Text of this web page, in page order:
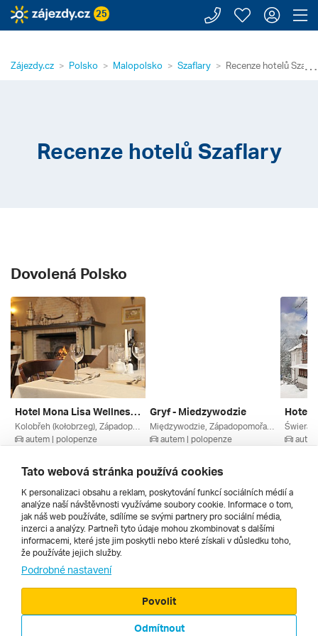
25 Zavolejte
Moje
⋯
Zájezdy.cz Polsko Malopolsko Szaflary Recenze hotelů
Recenze hotelů Szaflary
Dovolená Polsko
Hotel Mona Lisa Wellness & Spa ***
autem | polopenze
7 794 Kč
Gryf - Miedzywodzie
autem | polopenze
7 240 Kč
Hotel
Všechny
Cestopisy
Tato webová stránka používá cookies
K personalizaci obsahu a reklam, poskytování funkcí sociálních médií a
analýze naší návštěvnosti využíváme soubory cookie. Informace o tom,
jak náš web používáte, sdílíme se svými partnery pro sociální média,
inzerci a analýzy. Partneři tyto údaje mohou zkombinovat s dalšími
informacemi, které jste jim poskytli nebo které získali v důsledku toho,
že používáte jejich služby.
Podrobné nastavení
Odmítnout
Povolit